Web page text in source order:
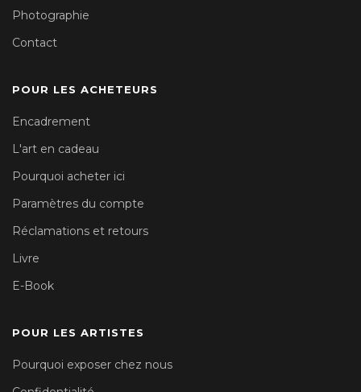
Photographie
Contact
POUR LES ACHETEURS
Encadrement
L'art en cadeau
Pourquoi acheter ici
Paramètres du compte
Réclamations et retours
Livre
E-Book
POUR LES ARTISTES
Pourquoi exposer chez nous